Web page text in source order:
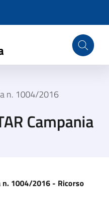
Campania
n. 1004/2016
Campania
n. 1004/2016 - Ricorso